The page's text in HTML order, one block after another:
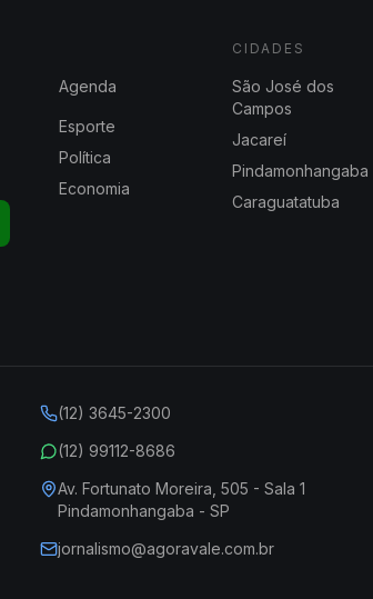
Agenda
Esporte
Política
Economia
CIDADES
São José dos
Campos
Jacareí
Pindamonhangaba
Caraguatatuba
(12) 3645-2300
(12) 99112-8686
Av. Fortunato Moreira, 505 - Sala 1
Pindamonhangaba - SP
jornalismo@agoravale.com.br